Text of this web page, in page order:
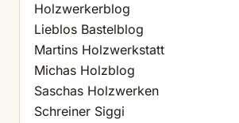
Holzwerkerblog
Lieblos Bastelblog
Martins Holzwerkstatt
Michas Holzblog
Saschas Holzwerken
Schreiner Siggi